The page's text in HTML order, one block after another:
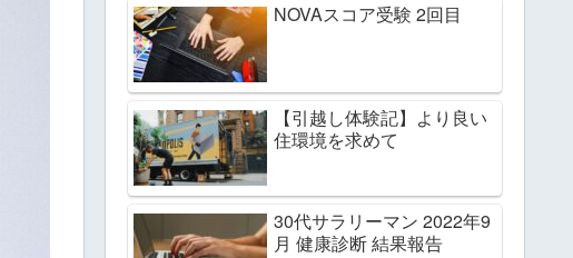
NOVAスコア受験 2回目
【引越し体験記】より良い
住環境を求めて
30代サラリーマン 2022年9
月 健康診断 結果報告